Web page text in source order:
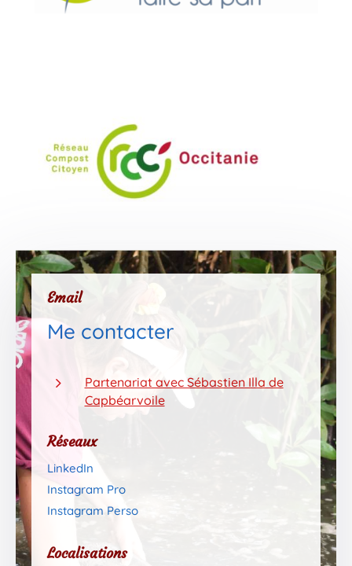
Email
Me contacter
5
Partenariat avec Sébastien Illa de
Capbéarvoile
Réseaux
LinkedIn
Instagram Pro
Instagram Perso
Localisations